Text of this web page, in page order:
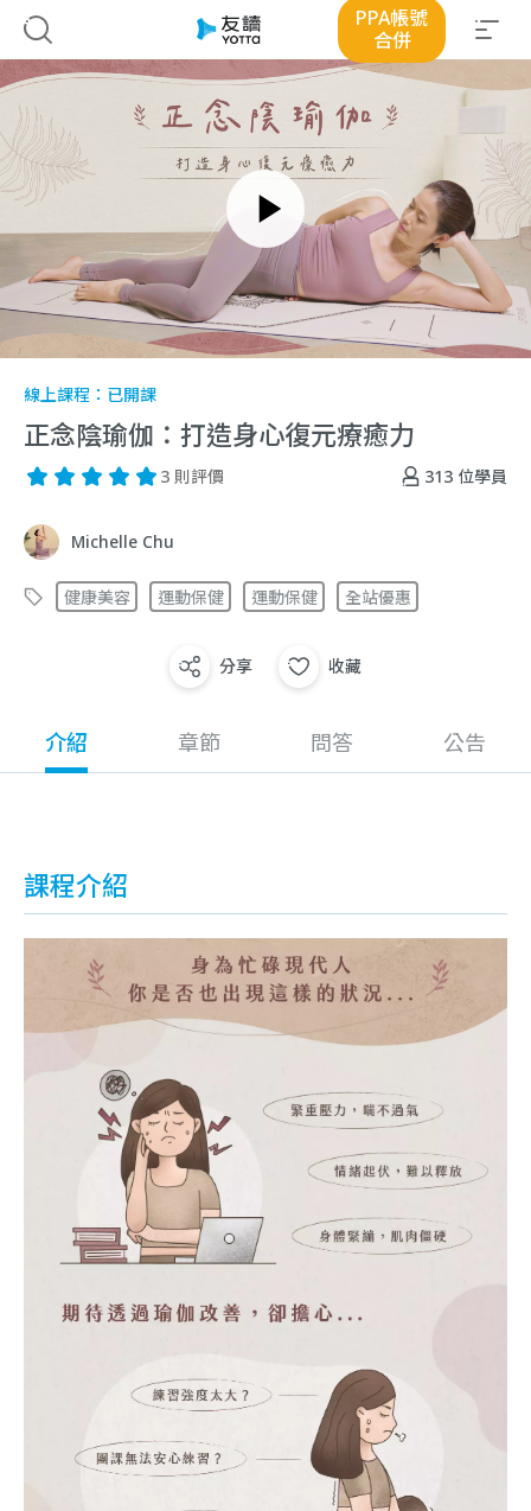
PPA帳號
合併
線上課程： 已開課
正念陰瑜伽：打造身心復元療癒力
313 位學員
3 則評價
Michelle Chu
健康美容 運動保健 運動保健 全站優惠
分享 收藏
介紹 章節 問答 公告
課程介紹